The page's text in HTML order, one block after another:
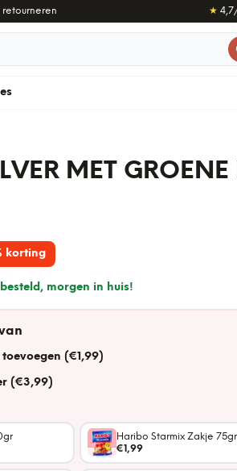
★ 4,7
MET
korting
morgen in huis!
(€1,99)
(€3,99)
Haribo Starmix Zakje 75gr
€1,99